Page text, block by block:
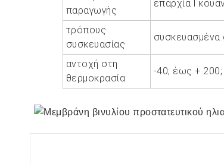
παραγωγής
επαρχία
τρόπους
συσκευασίας
συσκευασμένα
αντοχή στη
θερμοκρασία
-40; έως + 200;